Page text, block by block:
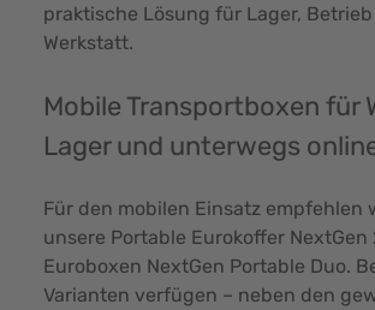
praktische Lösung für Lager,
Werkstatt.
Mobile Transportboxen für
Lager und unterwegs
Für den mobilen Einsatz empfehlen
unsere Portable Eurokoffer NextGen
Euroboxen NextGen Portable Duo.
Varianten verfügen – neben den